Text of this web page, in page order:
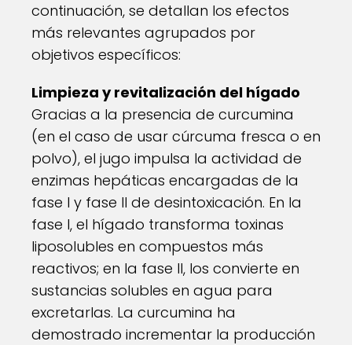
continuación, se detallan los efectos
más relevantes agrupados por
objetivos específicos:
Limpieza y revitalización del hígado
Gracias a la presencia de curcumina
(en el caso de usar cúrcuma fresca o en
polvo), el jugo impulsa la actividad de
enzimas hepáticas encargadas de la
fase I y fase II de desintoxicación. En la
fase I, el hígado transforma toxinas
liposolubles en compuestos más
reactivos; en la fase II, los convierte en
sustancias solubles en agua para
excretarlas. La curcumina ha
demostrado incrementar la producción